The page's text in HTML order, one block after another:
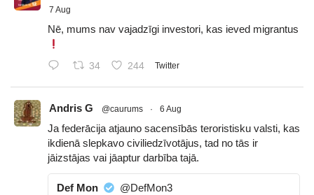
7 Aug
Nē, mums nav vajadzīgi investori, kas ieved migrantus
34 244 Twitter
Andris G @caurums · 6 Aug
Ja federācija atjauno sacensībās teroristisku valsti, kas
ikdienā slepkavo civiliedzīvotājus, tad no tās ir
jāizstājas vai jāaptur darbība tajā.
Def Mon
@DefMon3